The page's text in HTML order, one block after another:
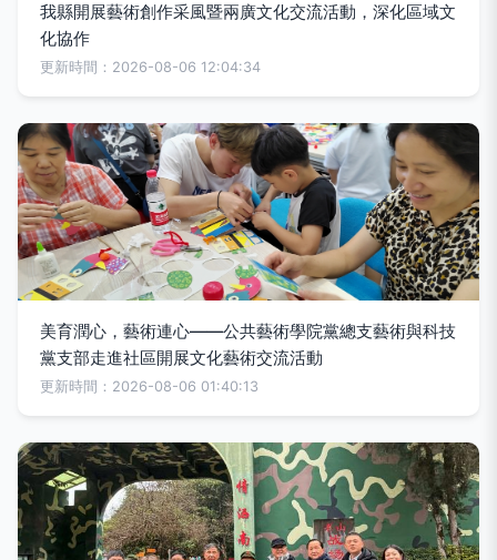
我縣開展藝術創作采風暨兩廣文化交流活動，深化區域文
化協作
更新時間：2026-08-06 12:04:34
美育潤心，藝術連心——公共藝術學院黨總支藝術與科技
黨支部走進社區開展文化藝術交流活動
更新時間：2026-08-06 01:40:13